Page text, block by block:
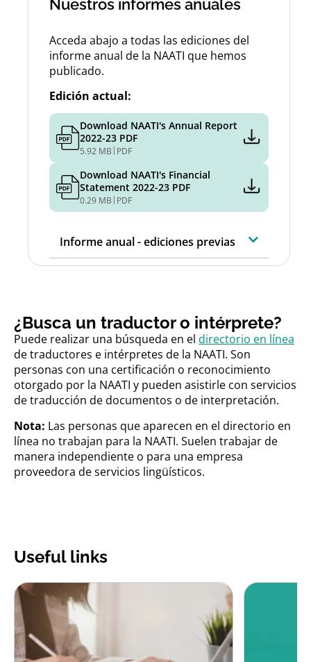
Nuestros informes anuales
Acceda abajo a todas las ediciones del
informe anual de la NAATI que hemos
publicado.
Edición actual:
Download NAATI's Annual Report
2022-23 PDF
5.92 MB | PDF
Download NAATI's Financial
Statement 2022-23 PDF
0.29 MB | PDF
Informe anual - ediciones previas
¿Busca un traductor o intérprete?
Puede realizar una búsqueda en el directorio en línea
de traductores e intérpretes de la NAATI. Son
personas con una certificación o reconocimiento
otorgado por la NAATI y pueden asistirle con servicios
de traducción de documentos o de interpretación.
Nota: Las personas que aparecen en el directorio en
línea no trabajan para la NAATI. Suelen trabajar de
manera independiente o para una empresa
proveedora de servicios lingüísticos.
Useful links